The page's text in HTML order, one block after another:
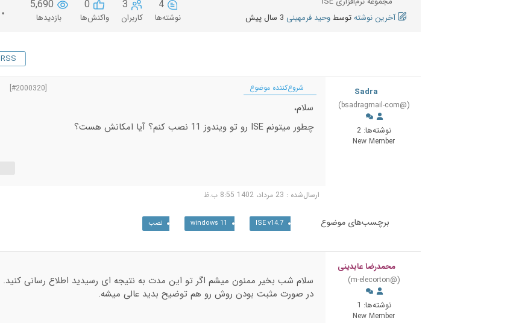
آخرین نوشتهتوسطوحید فرمهینی 3 سال پیش
4
نوشته‌ها
3
کاربران
0
واکنش‌ها
5,690
بازدیدها
RSS
Sadra
(@bsadragmail-com)
نوشته‌ها: 2
New Member
شروع‌کننده موضوع [#2000320]
سلام،
چطور میتونم ISE رو تو ویندوز 11 نصب کنم؟ آیا امکانش هست؟
ارسال‌شده : 23 مرداد، 1402 8:55 ب.ظ
برچسب‌های موضوع ISE v14.7
windows 11 نصب
محمدرضا عابدینی
(@m-elecorton)
نوشته‌ها: 1
New Member
سلام شب بخیر ممنون میشم اگر تو این مدت به نتیجه ای رسیدید اطلاع رسانی کنید.
در صورت مثبت بودن روش رو هم توضیح بدید عالی میشه.